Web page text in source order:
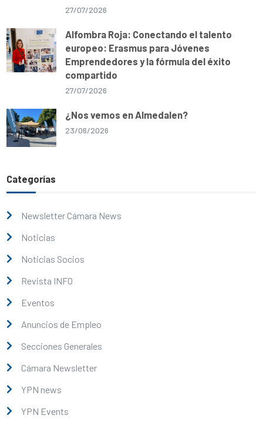
27/07/2026
Alfombra Roja: Conectando el talento
europeo: Erasmus para Jóvenes
Emprendedores y la fórmula del éxito
compartido
27/07/2026
¿Nos vemos en Almedalen?
23/06/2026
Categorías
Newsletter Cámara News
Noticias
Noticias Socios
Revista INFO
Eventos
Anuncios de Empleo
Secciones Generales
Cámara Newsletter
YPN news
YPN Events